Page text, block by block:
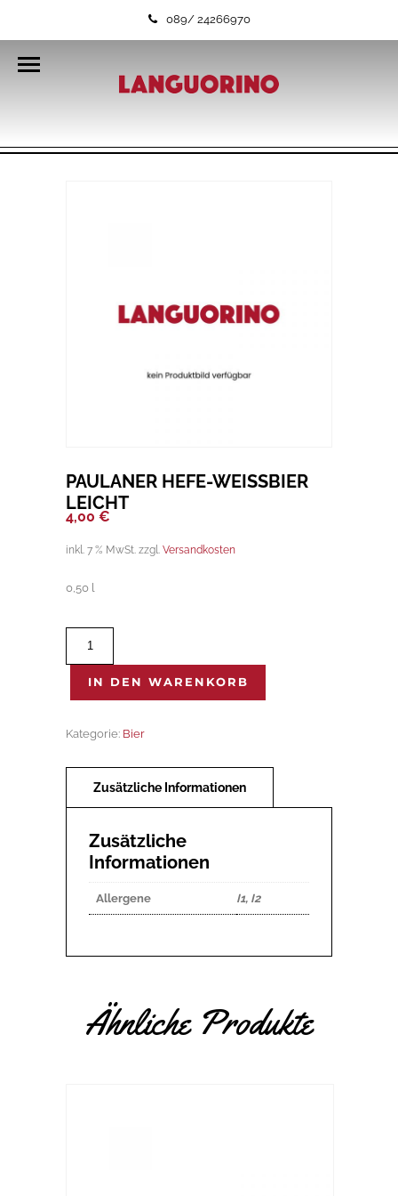
089/ 24266970
PAULANER HEFE-WEISSBIER L
EICHT
4,00 €
inkl. 7 % MwSt. zzgl. Versandkosten
0,50 l
Weißbier
leicht
IN DEN WARENKORB
Kategorie: Bier
Zusätzliche
Informationen
Allergene I1, I2
Ähnliche Produkte